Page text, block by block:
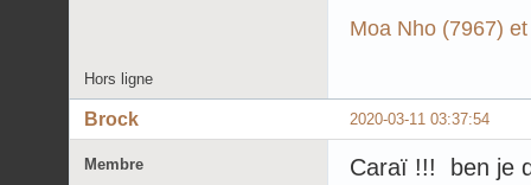
Moa Nho (7967)
Hors ligne
2020-03-11 03:37:54
Brock
Membre
Caraï !!! ben je